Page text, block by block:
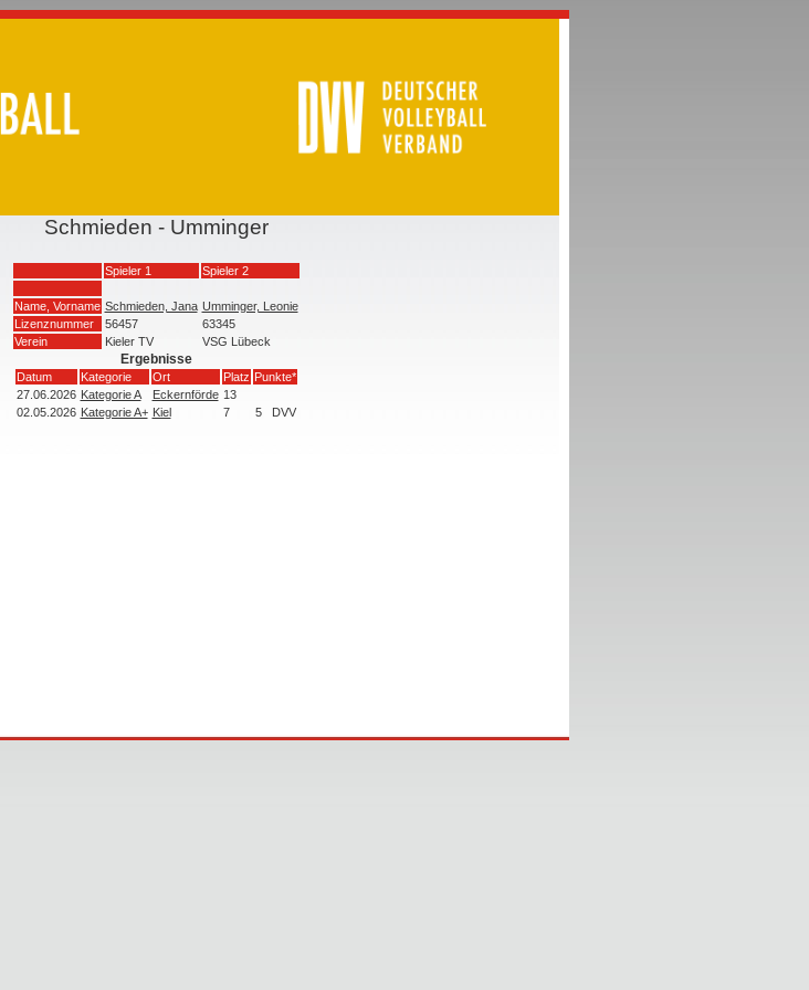
Schmieden - Umminger
Spieler 1 Spieler 2
Name, Vorname Schmieden, Jana Umminger, Leonie
Lizenznummer
56457
63345
Verein
Kieler TV VSG Lübeck
Ergebnisse
Datum Kategorie Ort Platz Punkte*
27.06.2026 Kategorie A Eckernförde 13
02.05.2026 Kategorie A+ Kiel 7 5 DVV